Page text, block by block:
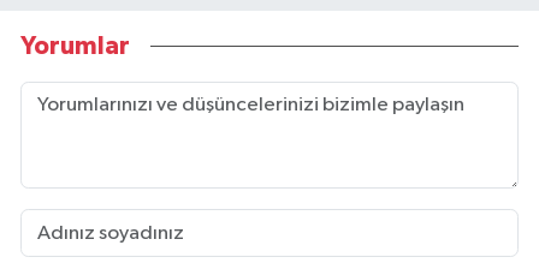
Yorumlar